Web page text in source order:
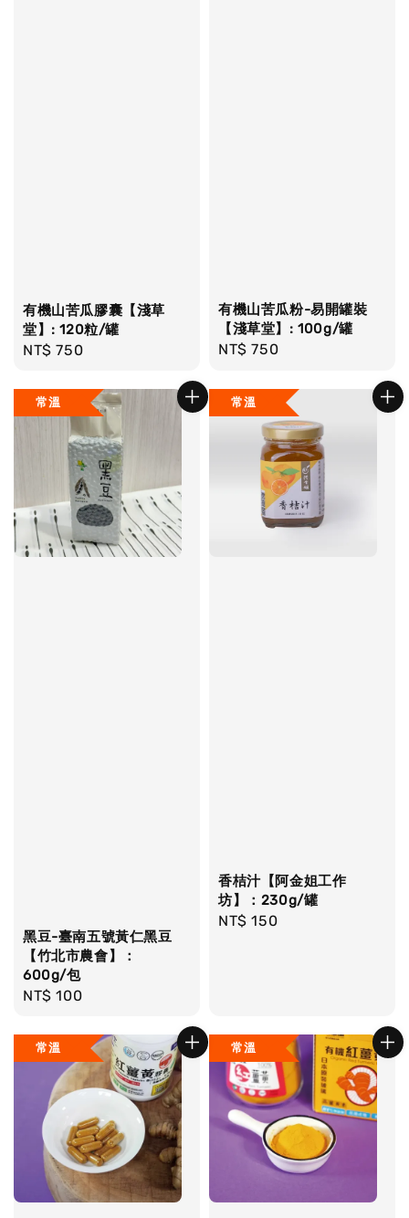
有機山苦瓜膠囊【淺草
堂】: 120粒/罐
Regular
NT$ 750
有機山苦瓜粉-易開罐裝
【淺草堂】: 100g/罐
Regular
NT$ 750
常溫
黑豆-臺南五號黃仁黑豆
【竹北市農會】：
600g/包
Regular
NT$ 100
常溫
香桔汁【阿金姐工作
坊】：230g/罐
Regular
NT$ 150
常溫 常溫